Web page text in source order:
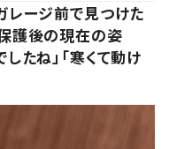
レージ前で見つけた
護後の現在の姿
たね」「寒くて動け